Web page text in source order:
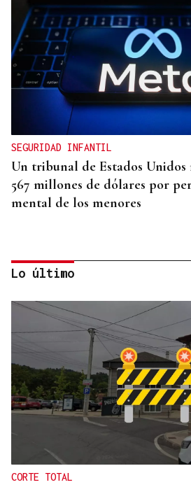
SEGURIDAD INFANTIL
Un tribunal de Estados
567 millones de dólares por
mental de los menores
MEJORES ZONAS
Buscador | ¿Dónde y a qué
del 12 de agosto? Consulta el
por ciudades
Lo último
CORTE TOTAL